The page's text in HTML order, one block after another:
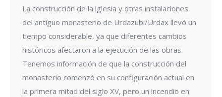
La construcción de la iglesia y otras instalaciones
del antiguo monasterio de Urdazubi/Urdax llevó un
tiempo considerable, ya que diferentes cambios
históricos afectaron a la ejecución de las obras.
Tenemos información de que la construcción del
monasterio comenzó en su configuración actual en
la primera mitad del siglo XV, pero un incendio en